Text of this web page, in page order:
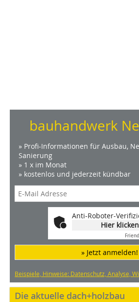
bauhandwerk
» Profi-Informationen für Ausbau,
Sanierung
» 1 x im Monat
» kostenlos und jederzeit kündbar
Anti-Roboter-
Hier klicken
» Jetzt anmelden!
Beispiele, Hinweise: Datenschutz, Analyse,
Die aktuelle dach+holzbau